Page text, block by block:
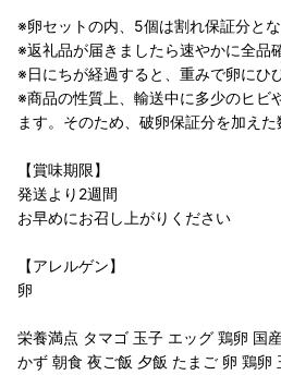
※卵セットの内、5個は割れ保証分とな
※返礼品が届きましたら速やかに全品
※日にちが経過すると、重みで卵にひ
※商品の性質上、輸送中に多少のヒビ
ます。そのため、破卵保証分を加えた
【賞味期限】
発送より2週間
お早めにお召し上がりください
【アレルゲン】
卵
栄養満点 タマゴ 玉子 エッグ 鶏卵 国
かず 朝食 夜ご飯 夕飯 たまご 卵 鶏卵